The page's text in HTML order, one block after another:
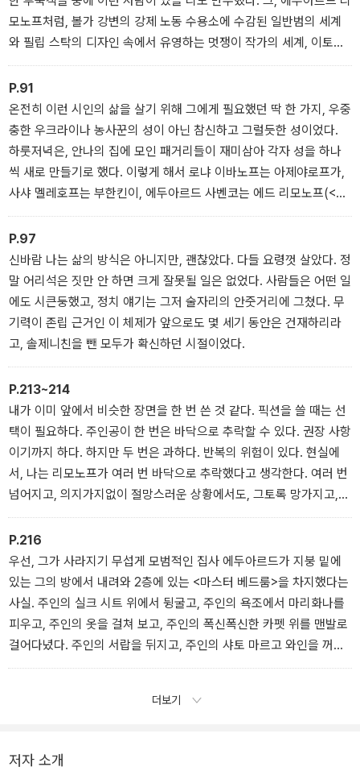
모노프처럼, 볼가 강변의 강제 노동 수용소에 수감된 일반범의 세계
와 필립 스탁의 디자인 속에서 유영하는 멋쟁이 작가의 세계, 이토록
이질적인 세계들을 두루 경험한 사람이 과연 이 세상에 얼마나 많을
까, 하고 그는 생각했다. 아니, 틀림없이 많지 않아, 라는 결론에 이르
는 순간 그는 자긍심을 느꼈다. 그 심정, 나도 이해한다. 바로 그 때문
에 내가 이 책을 쓰려는 것이다.
P.91
온전히 이런 시인의 삶을 살기 위해 그에게 필요했던 딱 한 가지, 우중
충한 우크라이나 농사꾼의 성이 아닌 참신하고 그럴듯한 성이었다.
하룻저녁은, 안나의 집에 모인 패거리들이 재미삼아 각자 성을 하나
씩 새로 만들기로 했다. 이렇게 해서 로냐 이바노프는 아제야로프가,
사샤 멜레호프는 부한킨이, 에두아르드 사벤코는 에드 리모노프(<리
몬>은 레몬을, <리몬카>는 수류탄을 뜻하는 만큼, 그의 뾰족하고 전
투적인 성격을 고려한 작명이었다)로 재탄생했다. 다른 사람들은 한
번의 재미로 끝냈지만 에두아르드는 이때 만든 필명을 끝까지 고수했
다. 그는 이름마저도 남의 힘을 빌리지 않아야 직성이 풀리는 사람이
다.
P.97
신바람 나는 삶의 방식은 아니지만, 괜찮았다. 다들 요령껏 살았다. 정
말 어리석은 짓만 안 하면 크게 잘못될 일은 없었다. 사람들은 어떤 일
에도 시큰둥했고, 정치 얘기는 그저 술자리의 안줏거리에 그쳤다. 무
기력이 존립 근거인 이 체제가 앞으로도 몇 세기 동안은 건재하리라
고, 솔제니친을 뺀 모두가 확신하던 시절이었다.
P.213~214
내가 이미 앞에서 비슷한 장면을 한 번 쓴 것 같다. 픽션을 쓸 때는 선
택이 필요하다. 주인공이 한 번은 바닥으로 추락할 수 있다. 권장 사항
이기까지 하다. 하지만 두 번은 과하다. 반복의 위험이 있다. 현실에
서, 나는 리모노프가 여러 번 바닥으로 추락했다고 생각한다. 여러 번
넘어지고, 의지가지없이 절망스러운 상황에서도, 그토록 망가지고,
처절하게 외롭고 곤궁해도, 역정의 삶을 선택한 사람이 필연적으로
치러야 하는 대가일 뿐이라고 생각하며 언제나 힘을 얻고, 언제나 털
고 일어서고, 언제나 다시 전진한 것은 내가 리모노프를 존경스럽게
생각하는 점이다.
P.216
우선, 그가 사라지기 무섭게 모범적인 집사 에두아르드가 지붕 밑에
있는 그의 방에서 내려와 2층에 있는 <마스터 베드룸>을 차지했다는
사실. 주인의 실크 시트 위에서 뒹굴고, 주인의 욕조에서 마리화나를
피우고, 주인의 옷을 걸쳐 보고, 주인의 폭신폭신한 카펫 위를 맨발로
걸어다녔다. 주인의 서랍을 뒤지고, 주인의 샤토 마르고 와인을 꺼내
마시고, 당연히, 여자들도 불러들였다. 거리에서 낚은 여자들, 그것도
적당한 각도로 걸려 있는 베네치아산 대형 거울에 비치는 모습을 올
더보기
저자 소개